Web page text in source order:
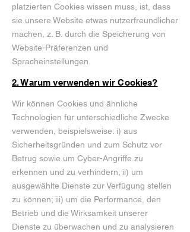
platzierten Cookies wissen muss, ist, dass
sie unsere Website etwas nutzerfreundlicher
machen, z. B. durch die Speicherung von
Website-Präferenzen und
Spracheinstellungen.
2. Warum verwenden wir Cookies?
Wir können Cookies und ähnliche
Technologien für unterschiedliche Zwecke
verwenden, beispielsweise: i) aus
Sicherheitsgründen und zum Schutz vor
Betrug sowie um Cyber-Angriffe zu
erkennen und zu verhindern; ii) um
ausgewählte Dienste zur Verfügung stellen
zu können; iii) um die Performance, den
Betrieb und die Wirksamkeit unserer
Dienste zu überwachen und zu analysieren